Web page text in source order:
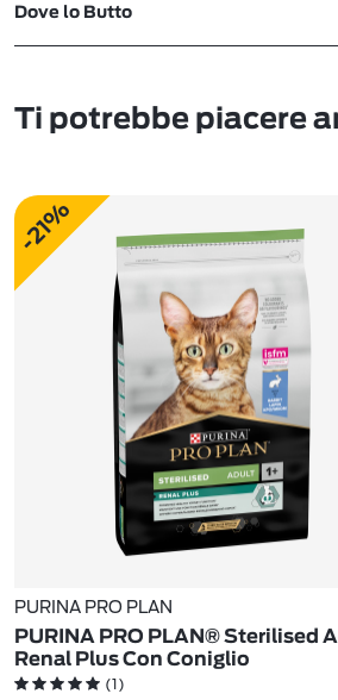
Dove lo Butto
Ti potrebbe piacere
-21%
PURINA PRO PLAN
PURINA PRO PLAN® Sterilised
Renal Plus Con Coniglio
(1)